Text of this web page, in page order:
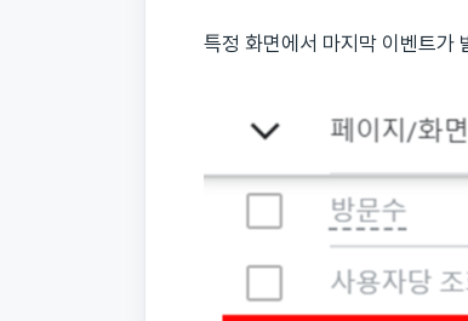
특정 화면에서 마지막 이벤트가